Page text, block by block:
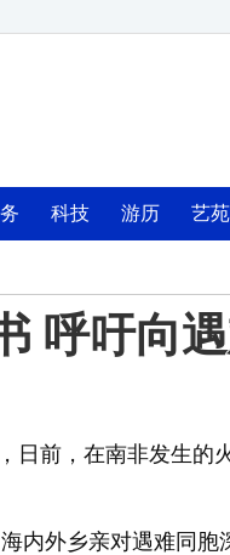
科技 游历 艺苑
呼吁向
前，在南非发生的
外乡亲对遇难同胞